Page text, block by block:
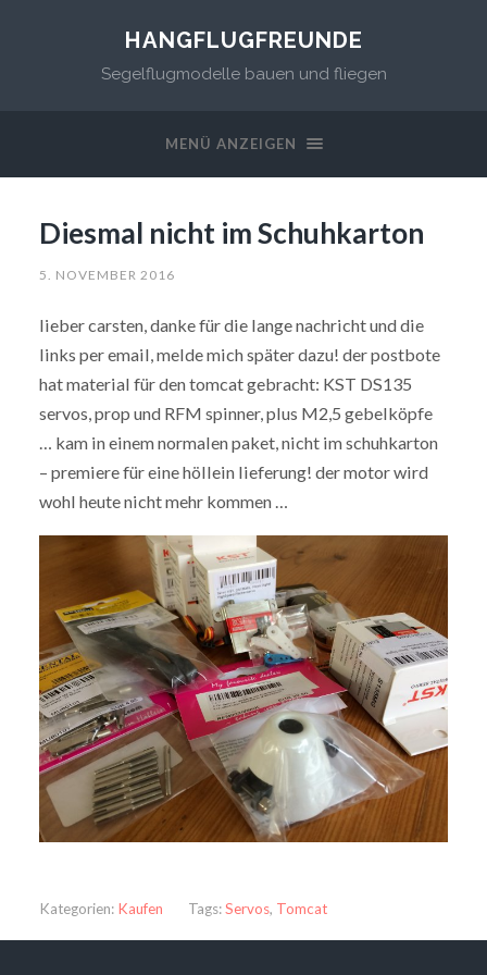
HANGFLUGFREUNDE
Segelflugmodelle bauen und fliegen
MENÜ ANZEIGEN
Diesmal nicht im Schuhkarton
5. NOVEMBER 2016
lieber carsten, danke für die lange nachricht und die
links per email, melde mich später dazu! der postbote
hat material für den tomcat gebracht: KST DS135
servos, prop und RFM spinner, plus M2,5 gebelköpfe
… kam in einem normalen paket, nicht im schuhkarton
– premiere für eine höllein lieferung! der motor wird
wohl heute nicht mehr kommen …
Kategorien: Kaufen Tags:Servos, Tomcat